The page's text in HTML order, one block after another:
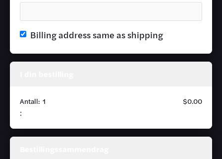
Billing address same as shipping
Antall: 1
:
$0.00